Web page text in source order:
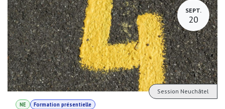
SEPT.
20
NE Formation présentielle
Session Neuchâtel